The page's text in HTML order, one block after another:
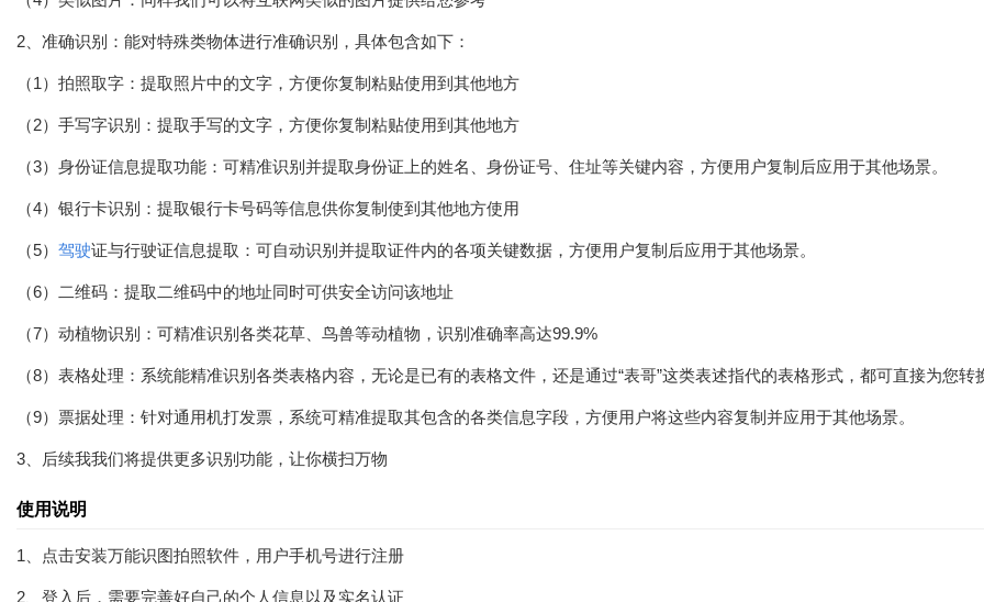
2、准确识别：能对特殊类物体进行准确识别，具体包含如下：
（1）拍照取字：提取照片中的文字，方便你复制粘贴使用到其他地方
（2）手写字识别：提取手写的文字，方便你复制粘贴使用到其他地方
（3）身份证信息提取功能：可精准识别并提取身份证上的姓名、身份证号、住址等关键内容，方便用户复制后应用于其他场景。
（4）银行卡识别：提取银行卡号码等信息供你复制使到其他地方使用
（5） 驾驶证与行驶证信息提取：可自动识别并提取证件内的各项关键数据，方便用户复制后应用于其他场景。
（6）二维码：提取二维码中的地址同时可供安全访问该地址
（7）动植物识别：可精准识别各类花草、鸟兽等动植物，识别准确率高达99.9%
（8）表格处理：系统能精准识别各类表格内容，无论是已有的表格文件，还是通过“表哥”这类表述指代的表格形式，都可直接为您转
（9）票据处理：针对通用机打发票，系统可精准提取其包含的各类信息字段，方便用户将这些内容复制并应用于其他场景。
3、后续我我们将提供更多识别功能，让你横扫万物
使用说明
1、点击安装万能识图拍照软件，用户手机号进行注册
2、登入后，需要完善好自己的个人信息以及实名认证